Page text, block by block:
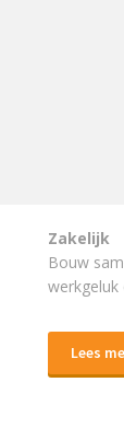
Zakelijk
Bouw
Lees